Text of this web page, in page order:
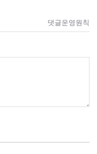
댓글운영원칙